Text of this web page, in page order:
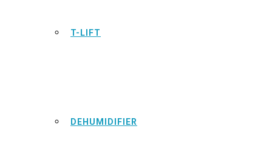
T-LIFT
DEHUMIDIFIER